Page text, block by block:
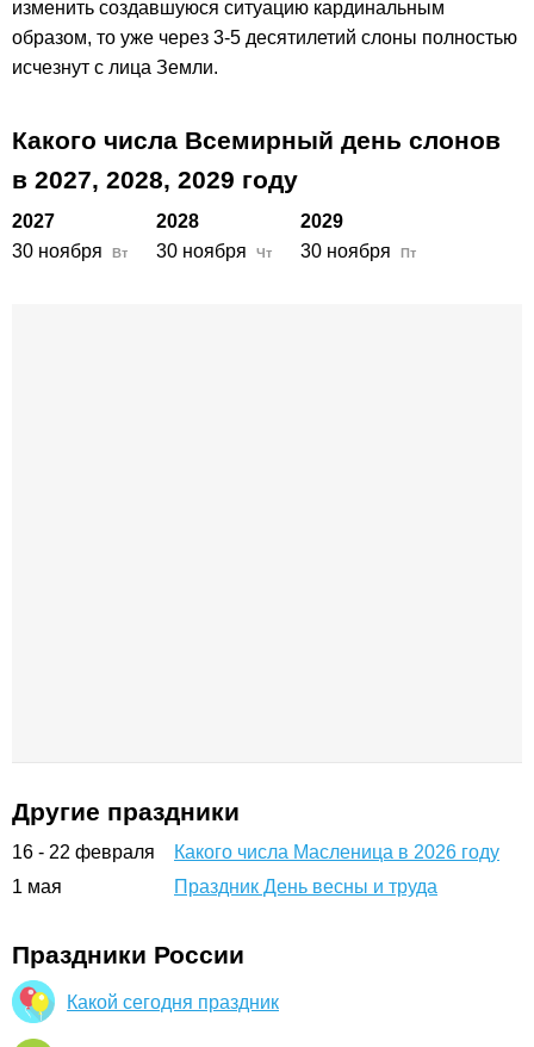
изменить создавшуюся ситуацию кардинальным
образом, то уже через 3-5 десятилетий слоны полностью
исчезнут с лица Земли.
Какого числа Всемирный день слонов
в 2027, 2028, 2029 году
2027 2028
2029
30 ноября
Вт 30 ноября Чт 30 ноября Пт
Другие праздники
16 - 22 февраля
Какого числа Масленица в 2026 году
1 мая Праздник День весны и труда
Праздники России
Какой сегодня праздник